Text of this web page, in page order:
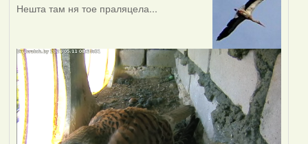
Нешта там ня тое праляцела...